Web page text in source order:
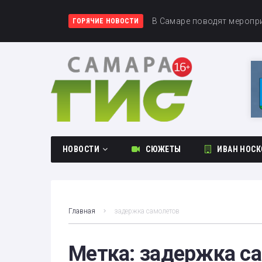
ГОРЯЧИЕ НОВОСТИ В Самаре ограничат
В Самаре поводят
В Самаре 8 августа
НОВОСТИ СЮЖЕТЫ ИВАН
Главная задержка самолетов
Метка: задержка